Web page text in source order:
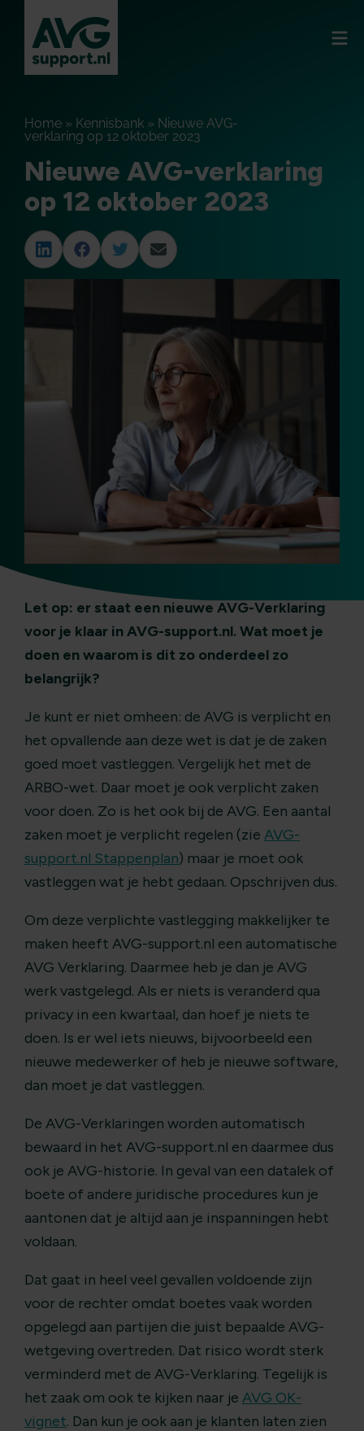
Home » Kennisbank » Nieuwe AVG-
verklaring op 12 oktober 2023
Nieuwe AVG-verklaring
op 12 oktober 2023
Let op: er staat een nieuwe AVG-Verklaring
voor je klaar in AVG-support.nl. Wat moet je
doen en waarom is dit zo onderdeel zo
belangrijk?
Je kunt er niet omheen: de AVG is verplicht en
het opvallende aan deze wet is dat je de zaken
goed moet vastleggen. Vergelijk het met de
ARBO-wet. Daar moet je ook verplicht zaken
voor doen. Zo is het ook bij de AVG. Een aantal
zaken moet je verplicht regelen (zie AVG-
support.nl Stappenplan) maar je moet ook
vastleggen wat je hebt gedaan. Opschrijven dus.
Om deze verplichte vastlegging makkelijker te
maken heeft AVG-support.nl een automatische
AVG Verklaring. Daarmee heb je dan je AVG
werk vastgelegd. Als er niets is veranderd qua
privacy in een kwartaal, dan hoef je niets te
doen. Is er wel iets nieuws, bijvoorbeeld een
nieuwe medewerker of heb je nieuwe software,
dan moet je dat vastleggen.
De AVG-Verklaringen worden automatisch
bewaard in het AVG-support.nl en daarmee dus
ook je AVG-historie. In geval van een datalek of
boete of andere juridische procedures kun je
aantonen dat je altijd aan je inspanningen hebt
voldaan.
Dat gaat in heel veel gevallen voldoende zijn
voor de rechter omdat boetes vaak worden
opgelegd aan partijen die juist bepaalde AVG-
wetgeving overtreden. Dat risico wordt sterk
verminderd met de AVG-Verklaring. Tegelijk is
het zaak om ook te kijken naar je AVG OK-
vignet. Dan kun je ook aan je klanten laten zien